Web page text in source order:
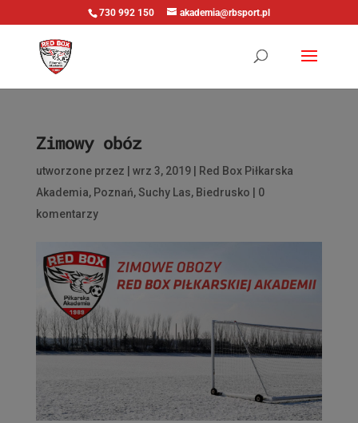
730 992 150 akademia@rbsport.pl
Zimowy obóz
utworzone przez wrz 3, 2019|
Red Box Piłkarska
Akademia, Poznań,Suchy Las, Biedrusko
0
komentarzy